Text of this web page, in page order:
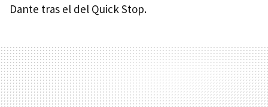
Dante tras el del Quick Stop.